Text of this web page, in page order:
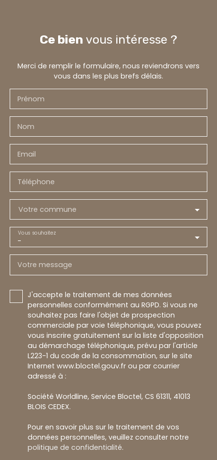
Ce bien vous intéresse ?
Merci de remplir le formulaire, nous reviendrons vers
vous dans les plus brefs délais.
Prénom
Nom
Email
Téléphone
Votre commune
-
Vous souhaitez
Votre message
J'accepte le traitement de mes données
personnelles conformément au RGPD. Si vous ne
souhaitez pas faire l'objet de prospection
commerciale par voie téléphonique, vous pouvez
vous inscrire gratuitement sur la liste d'opposition
au démarchage téléphonique, prévu par l'article
L223-1 du code de la consommation, sur le site
Internet www.bloctel.gouv.fr ou par courrier
adressé à :
Société Worldline, Service Bloctel, CS 61311, 41013
BLOIS CEDEX.
Pour en savoir plus sur le traitement de vos
données personnelles, veuillez consulter notre
politique de confidentialité.